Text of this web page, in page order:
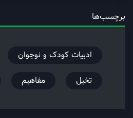
برچسب‌ها
ادبیات کودک و نوجوان
تخیل
مفاهیم